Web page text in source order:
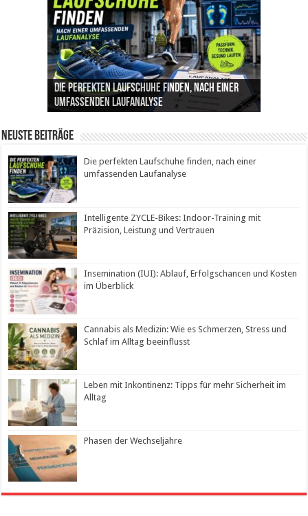
Die perfekten Laufschuhe finden, nach einer
umfassenden Laufanalyse
Intelligente ZYCLE-Bikes: Indoor-Training mit
Präzision, Leistung und Vertrauen
Insemination (IUI): Ablauf, Erfolgschancen und
Kosten im Überblick
Cannabis als Medizin: Wie es Schmerzen, Stress
und Schlaf im Alltag beeinflusst
Leben mit Inkontinenz: Tipps für mehr
Sicherheit im Alltag
Neuste Beiträge
Die perfekten Laufschuhe finden, nach einer
umfassenden Laufanalyse
Intelligente ZYCLE-Bikes: Indoor-Training mit
Präzision, Leistung und Vertrauen
Insemination (IUI): Ablauf, Erfolgschancen und Kosten
im Überblick
Cannabis als Medizin: Wie es Schmerzen, Stress und
Schlaf im Alltag beeinflusst
Leben mit Inkontinenz: Tipps für mehr Sicherheit im
Alltag
Phasen der Wechseljahre